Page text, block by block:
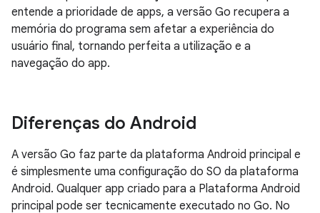
entende a prioridade de apps, a versão Go recupera a
memória do programa sem afetar a experiência do
usuário final, tornando perfeita a utilização e a
navegação do app.
Diferenças do Android
A versão Go faz parte da plataforma Android principal e
é simplesmente uma configuração do SO da plataforma
Android. Qualquer app criado para a Plataforma Android
principal pode ser tecnicamente executado no Go. No